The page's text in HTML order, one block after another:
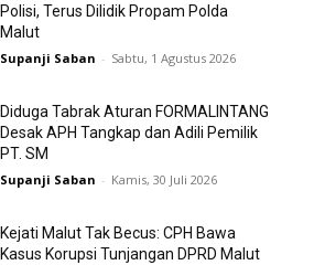
Polisi, Terus Dilidik Propam Polda
Malut
Supanji Saban - Sabtu, 1 Agustus 2026
Diduga Tabrak Aturan FORMALINTANG
Desak APH Tangkap dan Adili Pemilik
PT. SM
Supanji Saban - Kamis, 30 Juli 2026
Kejati Malut Tak Becus: CPH Bawa
Kasus Korupsi Tunjangan DPRD Malut